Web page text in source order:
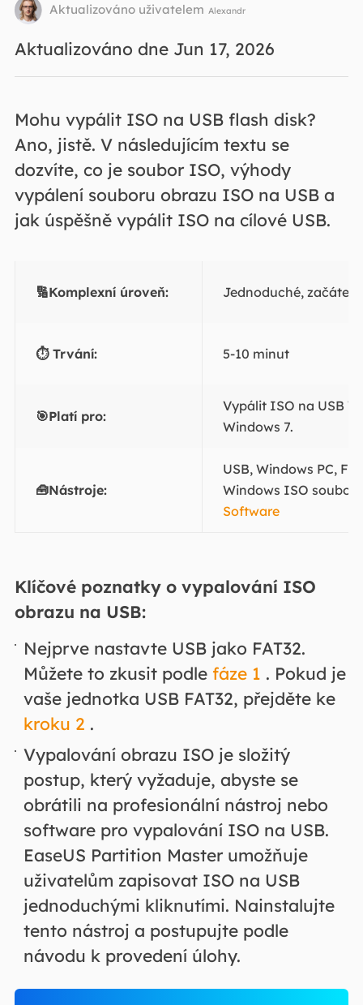
Aktualizováno uživatelem Alexandr
Aktualizováno dne Jun 17, 2026
Mohu vypálit ISO na USB flash disk?
Ano, jistě. V následujícím textu se
dozvíte, co je soubor ISO, výhody
vypálení souboru obrazu ISO na USB a
jak úspěšně vypálit ISO na cílové USB.
🔢Komplexní úroveň: Jednoduché,
⏱️ Trvání: 5-10 minut
🎯Platí pro:
Vypálit ISO na USB
Windows 7.
🧰Nástroje:
USB, Windows PC,
Windows ISO soubor,
Software
Klíčové poznatky o vypalování ISO
obrazu na USB:
Nejprve nastavte USB jako FAT32.
Můžete to zkusit podle fáze 1 . Pokud je
vaše jednotka USB FAT32, přejděte ke
kroku 2 .
Vypalování obrazu ISO je složitý
postup, který vyžaduje, abyste se
obrátili na profesionální nástroj nebo
software pro vypalování ISO na USB.
EaseUS Partition Master umožňuje
uživatelům zapisovat ISO na USB
jednoduchými kliknutími. Nainstalujte
tento nástroj a postupujte podle
návodu k provedení úlohy.